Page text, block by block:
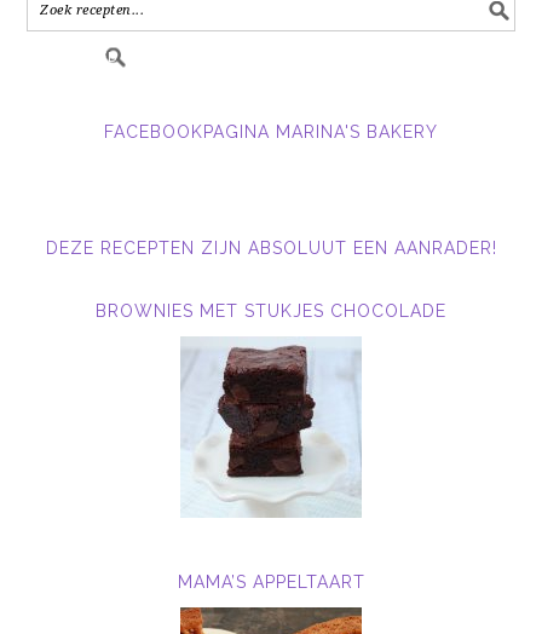
FACEBOOKPAGINA MARINA'S BAKERY
DEZE RECEPTEN ZIJN ABSOLUUT EEN AANRADER!
BROWNIES MET STUKJES CHOCOLADE
MAMA’S APPELTAART